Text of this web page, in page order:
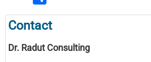
Contact
Dr. Radut Consulting